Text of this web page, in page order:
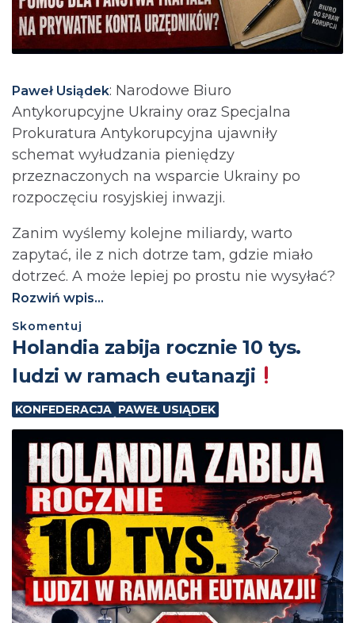
Paweł Usiądek: Narodowe Biuro
Antykorupcyjne Ukrainy oraz Specjalna
Prokuratura Antykorupcyjna ujawniły
schemat wyłudzania pieniędzy
przeznaczonych na wsparcie Ukrainy po
rozpoczęciu rosyjskiej inwazji.
Zanim wyślemy kolejne miliardy, warto
zapytać, ile z nich dotrze tam, gdzie miało
dotrzeć. A może lepiej po prostu nie wysyłać?⁩
Rozwiń wpis...
Skomentuj
Holandia zabija rocznie 10 tys.
ludzi w ramach eutanazji
KONFEDERACJA PAWEŁ USIĄDEK